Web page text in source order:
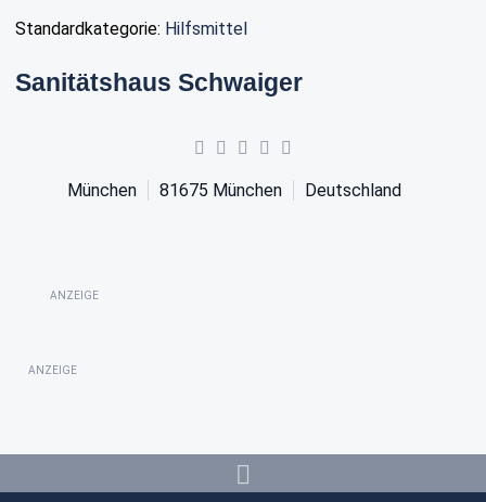
Standardkategorie: Hilfsmittel
Sanitätshaus Schwaiger
München 81675 München Deutschland
ANZEIGE
ANZEIGE